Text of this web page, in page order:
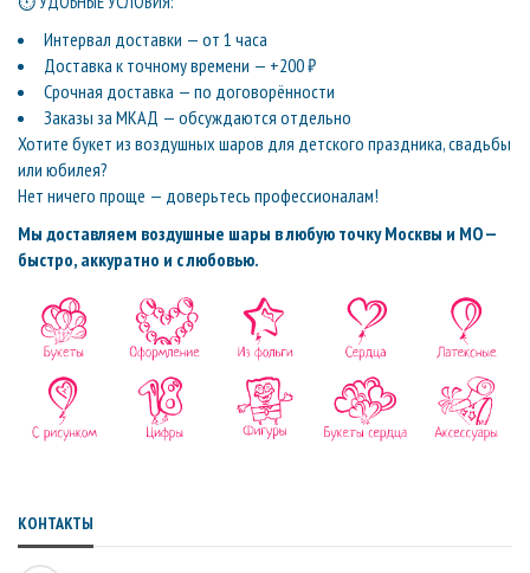
Интервал доставки — от 1 часа
Доставка к точному времени — +200 ₽
Срочная доставка — по договорённости
Заказы за МКАД — обсуждаются отдельно
Хотите букет из воздушных шаров для детского праздника, свадьбы
или юбилея?
Нет ничего проще — доверьтесь профессионалам!
Мы доставляем воздушные шары в любую точку Москвы и МО —
быстро, аккуратно и с любовью.
КОНТАКТЫ